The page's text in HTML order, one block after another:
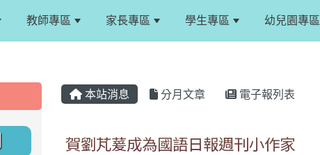
教師專區 家長專區 學生專區 幼兒園專區
本站消息 分月文章 電子報列表
賀劉芃萲成為國語日報週刊小作家